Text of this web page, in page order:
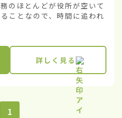
のほとんどが役所が空いて
ことなので、時間に追われ
詳しく見る
1